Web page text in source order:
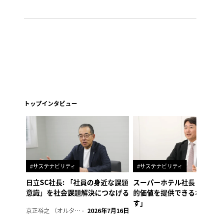
トップインタビュー
#サステナビリティ
日立SC社長: 「社員の身近な課題
意識」を社会課題解決につなげる
京正裕之 （オルタナ副編集長） 2026年7月16日
#サステナビリティ
スーパーホテル社長「地域
的価値を提供できるホテル
す」